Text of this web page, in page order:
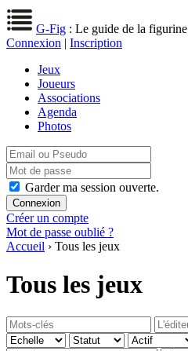
G-Fig : Le guide de la figurine
Connexion | Inscription
Jeux
Joueurs
Associations
Agenda
Photos
Garder ma session ouverte.
Créer un compte
Mot de passe oublié ?
Accueil › Tous les jeux
Tous les jeux